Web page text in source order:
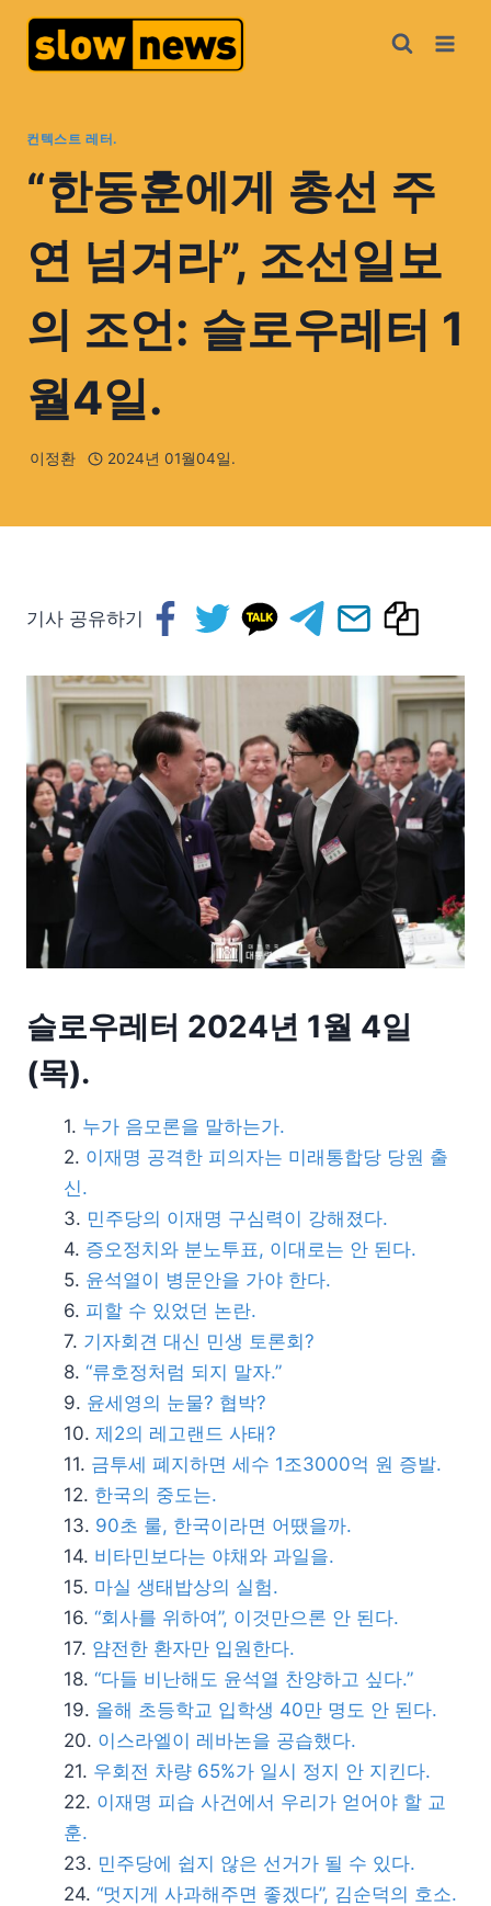
컨텍스트 레터.
“한동훈에게 총선 주
연 넘겨라”, 조선일보
의 조언: 슬로우레터 1
월4일.
이정환 2024년 01월04일.
기사 공유하기
슬로우레터 2024년 1월 4일
(목).
누가 음모론을 말하는가.
이재명 공격한 피의자는 미래통합당 당원 출
신.
민주당의 이재명 구심력이 강해졌다.
증오정치와 분노투표, 이대로는 안 된다.
윤석열이 병문안을 가야 한다.
피할 수 있었던 논란.
기자회견 대신 민생 토론회?
“류호정처럼 되지 말자.”
윤세영의 눈물? 협박?
제2의 레고랜드 사태?
금투세 폐지하면 세수 1조3000억 원 증발.
한국의 중도는.
90초 룰, 한국이라면 어땠을까.
비타민보다는 야채와 과일을.
마실 생태밥상의 실험.
“회사를 위하여”, 이것만으론 안 된다.
얌전한 환자만 입원한다.
“다들 비난해도 윤석열 찬양하고 싶다.”
올해 초등학교 입학생 40만 명도 안 된다.
이스라엘이 레바논을 공습했다.
우회전 차량 65%가 일시 정지 안 지킨다.
이재명 피습 사건에서 우리가 얻어야 할 교
훈.
민주당에 쉽지 않은 선거가 될 수 있다.
“멋지게 사과해주면 좋겠다”, 김순덕의 호소.